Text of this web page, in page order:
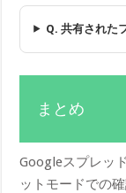
Q. 共有された
まとめ
Googleスプレッ
ットモードでの